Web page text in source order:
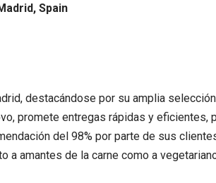
Spain
destacándose por su amplia
promete entregas rápidas y
del 98% por parte de sus
a amantes de la carne como a